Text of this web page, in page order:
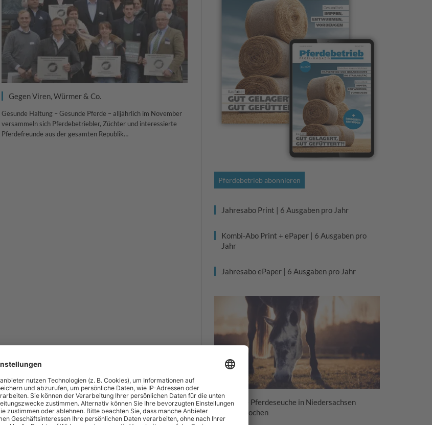
Gegen Viren, Würmer & Co.
Gesunde Haltung – Gesunde Pferde – alljährlich im November
versammeln sich Pferdebetriebler, Züchter und interessierte
Pferdefreunde aus der gesamten Republik…
Pferdebetrieb abonnieren
Jahresabo Print | 6 Ausgaben pro Jahr
Kombi-Abo Print + ePaper | 6 Ausgaben pro
Jahr
Jahresabo ePaper | 6 Ausgaben pro Jahr
Tödliche Pferdeseuche in Niedersachsen
ausgebrochen